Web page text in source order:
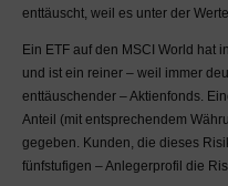
enttäuscht, weil es unter der
Ein ETF auf den MSCI World hat
und ist ein reiner – weil immer
enttäuschender – Aktienfonds.
Anteil (mit entsprechendem
gegeben. Kunden, die dieses
fünfstufigen – Anlegerprofil die
Halten
darauf
Handel